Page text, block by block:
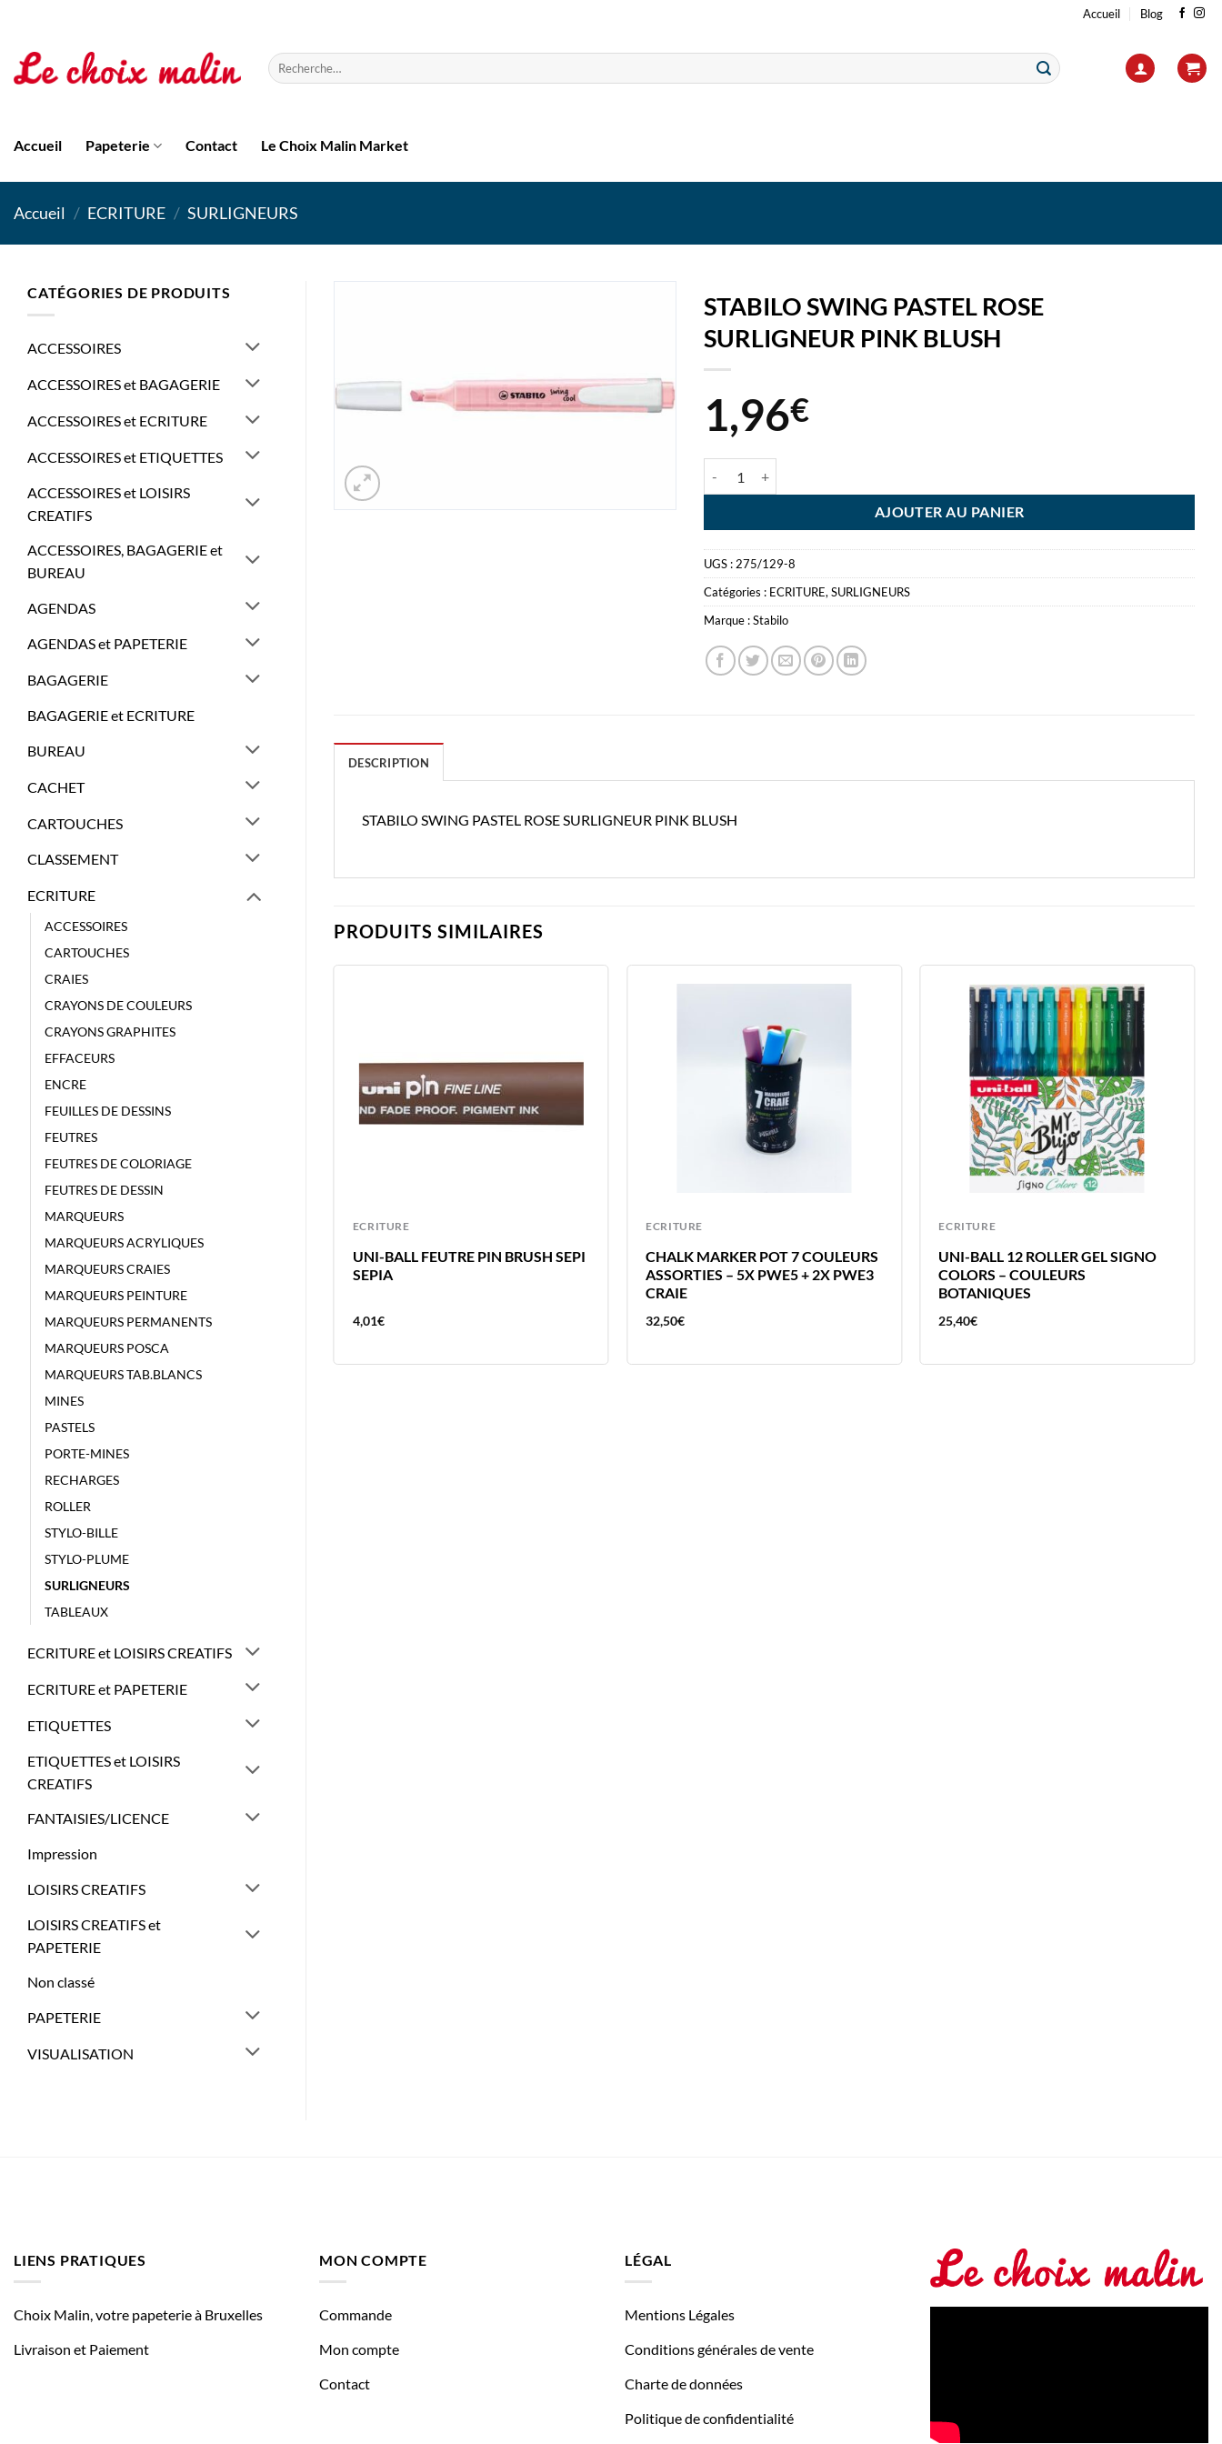
contenu
Accueil Blog
Recherche
pour :
Accueil Papeterie Contact Le Choix Malin Market
Accueil / ECRITURE / SURLIGNEURS
CATÉGORIES DE PRODUITS
ACCESSOIRES
ACCESSOIRES et BAGAGERIE
ACCESSOIRES et ECRITURE
ACCESSOIRES et ETIQUETTES
ACCESSOIRES et LOISIRS
CREATIFS
ACCESSOIRES, BAGAGERIE et
BUREAU
AGENDAS
AGENDAS et PAPETERIE
BAGAGERIE
BAGAGERIE et ECRITURE
BUREAU
CACHET
CARTOUCHES
CLASSEMENT
ECRITURE
ACCESSOIRES
CARTOUCHES
CRAIES
CRAYONS DE COULEURS
CRAYONS GRAPHITES
EFFACEURS
ENCRE
FEUILLES DE DESSINS
FEUTRES
FEUTRES DE COLORIAGE
FEUTRES DE DESSIN
MARQUEURS
MARQUEURS ACRYLIQUES
MARQUEURS CRAIES
MARQUEURS PEINTURE
MARQUEURS PERMANENTS
MARQUEURS POSCA
MARQUEURS TAB.BLANCS
MINES
PASTELS
PORTE-MINES
RECHARGES
ROLLER
STYLO-BILLE
STYLO-PLUME
SURLIGNEURS
TABLEAUX
ECRITURE et LOISIRS CREATIFS
ECRITURE et PAPETERIE
ETIQUETTES
ETIQUETTES et LOISIRS
CREATIFS
FANTAISIES/LICENCE
Impression
LOISIRS CREATIFS
LOISIRS CREATIFS et
PAPETERIE
Non classé
PAPETERIE
VISUALISATION
STABILO SWING PASTEL ROSE
SURLIGNEUR PINK BLUSH
1,96€
AJOUTER AU PANIER
UGS : 275/129-8
Catégories : ECRITURE,SURLIGNEURS
Marque :Stabilo
DESCRIPTION
STABILO SWING PASTEL ROSE SURLIGNEUR PINK BLUSH
PRODUITS SIMILAIRES
ECRITURE
UNI-BALL FEUTRE PIN BRUSH SEPI
SEPIA
4,01€
ECRITURE
CHALK MARKER POT 7 COULEURS
ASSORTIES – 5X PWE5 + 2X PWE3
CRAIE
32,50€
ECRITURE
UNI-BALL 12 ROLLER GEL SIGNO
COLORS – COULEURS
BOTANIQUES
25,40€
ECRITURE
4,01€
LIENS PRATIQUES
Choix Malin, votre papeterie à Bruxelles
Livraison et Paiement
MON COMPTE
Commande
Mon compte
Contact
LÉGAL
Mentions Légales
Conditions générales de vente
Charte de données
Politique de confidentialité